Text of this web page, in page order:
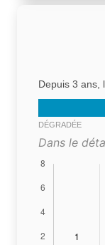
Depuis 3 ans,
DÉGRADÉE
Dans le